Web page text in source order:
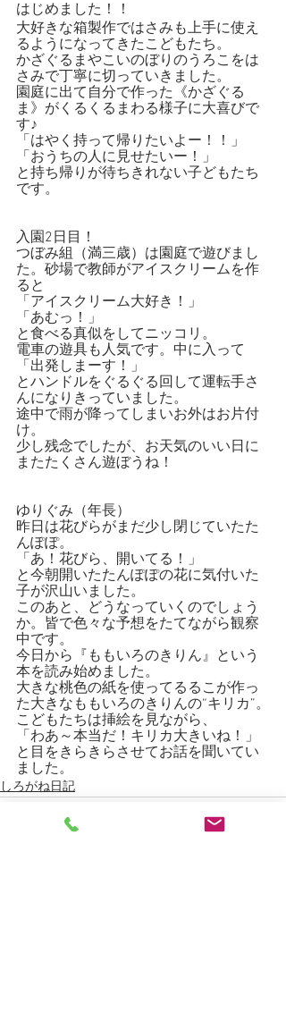
はじめました！！
大好きな箱製作ではさみも上手に使え
るようになってきたこどもたち。
かざぐるまやこいのぼりのうろこをは
さみで丁寧に切っていきました。
園庭に出て自分で作った《かざぐる
ま》がくるくるまわる様子に大喜びで
す♪
「はやく持って帰りたいよー！！」
「おうちの人に見せたいー！」
と持ち帰りが待ちきれない子どもたち
です。
入園2日目！
つぼみ組（満三歳）は園庭で遊びまし
た。砂場で教師がアイスクリームを作
ると
「アイスクリーム大好き！」
「あむっ！」
と食べる真似をしてニッコリ。
電車の遊具も人気です。中に入って
「出発しまーす！」
とハンドルをぐるぐる回して運転手さ
んになりきっていました。
途中で雨が降ってしまいお外はお片付
け。
少し残念でしたが、お天気のいい日に
またたくさん遊ぼうね！
ゆりぐみ（年長）
昨日は花びらがまだ少し閉じていたた
んぽぽ。
「あ！花びら、開いてる！」
と今朝開いたたんぽぽの花に気付いた
子が沢山いました。
このあと、どうなっていくのでしょう
か。皆で色々な予想をたてながら観察
中です。
今日から『ももいろのきりん』という
本を読み始めました。
大きな桃色の紙を使ってるるこが作っ
た大きなももいろのきりんの“キリカ”。
こどもたちは挿絵を見ながら、
「わあ～本当だ！キリカ大きいね！」
と目をきらきらさせてお話を聞いてい
ました。
しろがね日記